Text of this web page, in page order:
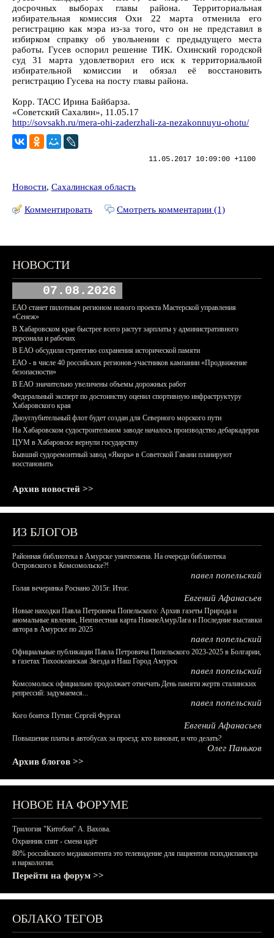
досрочных выборах главы района. Территориальная
избирательная комиссия Охи 22 марта отменила его
регистрацию как мэра из-за того, что он не представил в
избирком справку об увольнении с предыдущего места
работы. Гусев оспорил решение ТИК. Охинский городской
суд 31 марта удовлетворил его иск к территориальной
избирательной комиссии и обязал её восстановить
регистрацию Гусева на посту главы района.
Корр. ТАСС Ирина Байбарза.
«Советский Сахалин», 11.05.17
http://sovsakh.ru/mera-ohi-zaderzhali-za-nezakonnuyu-ohotu/
11.05.2017 10:09:00 +1100
Новости, Сахалинская область
Комментировать Смотреть комментарии (1)
НОВОСТИ
07.08.2026
ЕАО станет пилотным регионом нового проекта Мастерской управления
«Сенеж»
В Хабаровском крае быстрее всего растут зарплаты у административного
персонала и рабочих
В ЕАО обсудили стратегию сохранения исторической памяти
ЕАО - в числе 40 российских регионов-участников кампании «Продвижение
безопасности»
В ЕАО значительно увеличены объемы дорожных работ
Федеральный эксперт по достоинству оценил спортивную инфраструктуру
Хабаровского края
Дноуглубительный флот будет создан для Северного морского пути
На Хабаровском судостроительном заводе началось производство дебаркадеров
ЦУМ в Хабаровске вернули государству
Бывший судоремонтный завод «Якорь» в Советской Гавани планируют
восстановить
Архив новостей >>
ИЗ БЛОГОВ
Районная библиотека в Амурске уничтожена. На очереди библиотека
Островского в Комсомольске?!
павел попельский
Голая вечеринка Роснано 2015г. Итог.
Евгений Афанасьев
Новые находки Павла Петровича Попельского: Архив газеты Природа и
аномальные явления, Неизвестная карта НижнеАмурЛага и Последние выставки
автора в Амурске по 2025
павел попельский
Официальные публикации Павла Петровича Попельского 2023-2025 в Болгарии,
в газетах Тихоокеанская Звезда и Наш Город Амурск
павел попельский
Комсомольск официально продолжает отмечать День памяти жертв сталинских
репрессий: задумаемся...
павел попельский
Кого боится Путин: Сергей Фургал
Евгений Афанасьев
Повышение платы в автобусах за проезд: кто виноват, и что делать?
Олег Паньков
Архив блогов >>
НОВОЕ НА ФОРУМЕ
Трилогия "Китобои" А. Вахова.
Охранник спит - смена идёт
80% российского медиаконтента это телевидение для пациентов психдиспансера
и наркологии.
Перейти на форум >>
ОБЛАКО ТЕГОВ